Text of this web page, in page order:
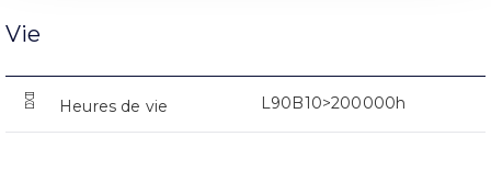
Vie
Heures de vie L90B10>200000h